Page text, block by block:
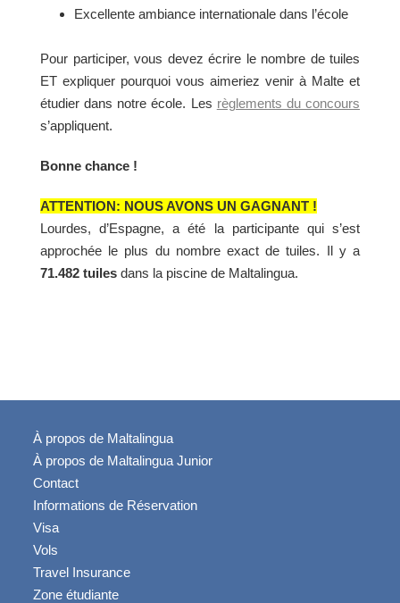
Excellente ambiance internationale dans l’école
Pour participer, vous devez écrire le nombre de tuiles
ET expliquer pourquoi vous aimeriez venir à Malte et
étudier dans notre école. Les règlements du concours
s’appliquent.
Bonne chance !
ATTENTION: NOUS AVONS UN GAGNANT !
Lourdes, d’Espagne, a été la participante qui s’est
approchée le plus du nombre exact de tuiles. Il y a
71.482 tuiles dans la piscine de Maltalingua.
À propos de Maltalingua
À propos de Maltalingua Junior
Contact
Informations de Réservation
Visa
Vols
Travel Insurance
Zone étudiante